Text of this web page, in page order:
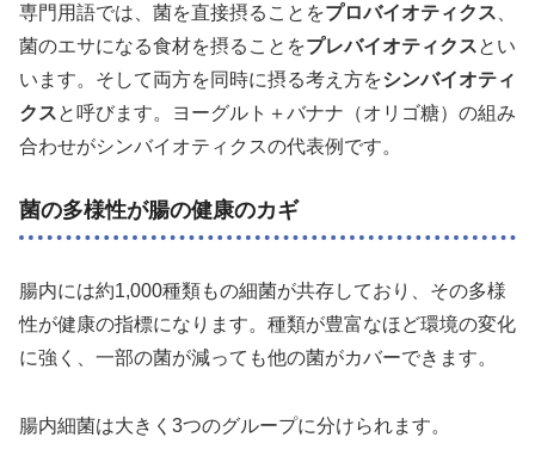
専門用語では、菌を直接摂ることをプロバイオティクス
菌のエサになる食材を摂ることをプレバイオティクスとい
います。そして両方を同時に摂る考え方をシンバイオティ
クスと呼びます。ヨーグルト＋バナナ（オリゴ糖）の組み
合わせがシンバイオティクスの代表例です。
菌の多様性が腸の健康のカギ
腸内には約1,000種類もの細菌が共存しており、その多様
性が健康の指標になります。種類が豊富なほど環境の変化
に強く、一部の菌が減っても他の菌がカバーできます。
腸内細菌は大きく3つのグループに分けられます。